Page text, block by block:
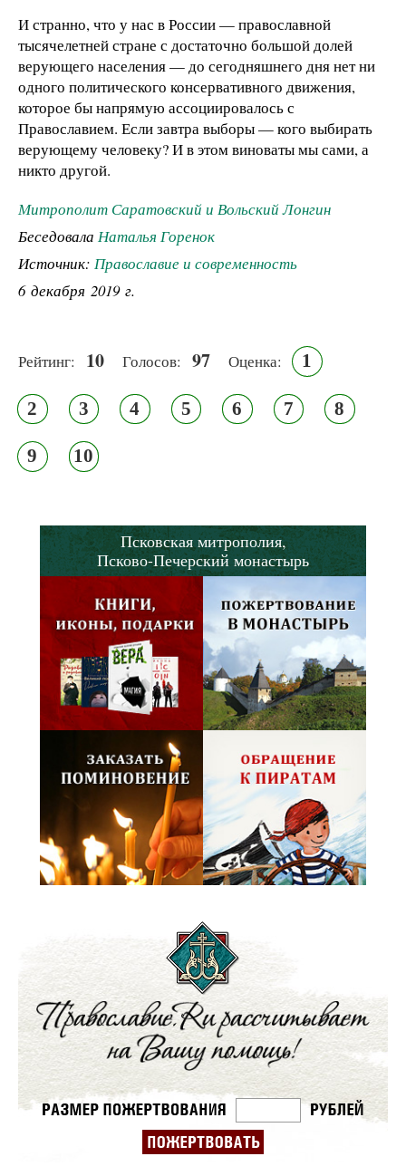
И странно, что у нас в России — православной
тысячелетней стране с достаточно большой долей
верующего населения — до сегодняшнего дня нет ни
одного политического консервативного движения,
которое бы напрямую ассоциировалось с
Православием. Если завтра выборы — кого выбирать
верующему человеку? И в этом виноваты мы сами, а
никто другой.
Митрополит Саратовский и Вольский Лонгин
Беседовала Наталья Горенок
Источник: Православие и современность
6 декабря 2019 г.
Рейтинг: 10 Голосов: 97 Оценка: 1
2 3 4 5 6 7 8
9 10
Псковская митрополия,
Псково-Печерский монастырь